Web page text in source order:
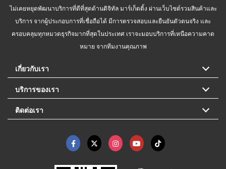
ไม่เคยหยุดพัฒนาบริการที่ดีที่สุดด้านดิจิทัล มาร์เก็ตติ้ง ผ่านเว็บไซต์รวมสินค้าและ
บริการ จากผู้ประกอบการที่เชื่อถือได้ มีการตรวจสอบและยืนยันตัวตนจริง และ
ครอบคลุมทุกหมวดธุรกิจมากที่สุดในประเทศ เราจะมอบบริการที่เหนือความคาด
หมาย จากทีมงานคุณภาพ
เกี่ยวกับเรา
บริการของเรา
ติดต่อเรา